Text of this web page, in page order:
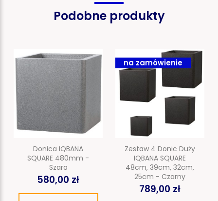
Podobne produkty
Donica IQBANA
SQUARE 480mm -
Szara
580,00 zł
Zestaw 4 Donic Duży
IQBANA SQUARE
48cm, 39cm, 32cm,
25cm - Czarny
789,00 zł
na zamówienie